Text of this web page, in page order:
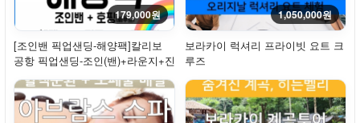
179,000원
[조인밴 픽업샌딩-해양팩]칼리보
공항 픽업샌딩-조인(밴)+라운지+진
주마사지+...
1,050,000원
보라카이 럭셔리 프라이빗 요트 크
루즈